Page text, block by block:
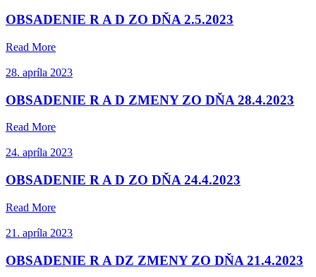
OBSADENIE R A D ZO DŇA 2.5.2023
Read More
28. apríla 2023
OBSADENIE R A D ZMENY ZO DŇA 28.4.2023
Read More
24. apríla 2023
OBSADENIE R A D ZO DŇA 24.4.2023
Read More
21. apríla 2023
OBSADENIE R A DZ ZMENY ZO DŇA 21.4.2023